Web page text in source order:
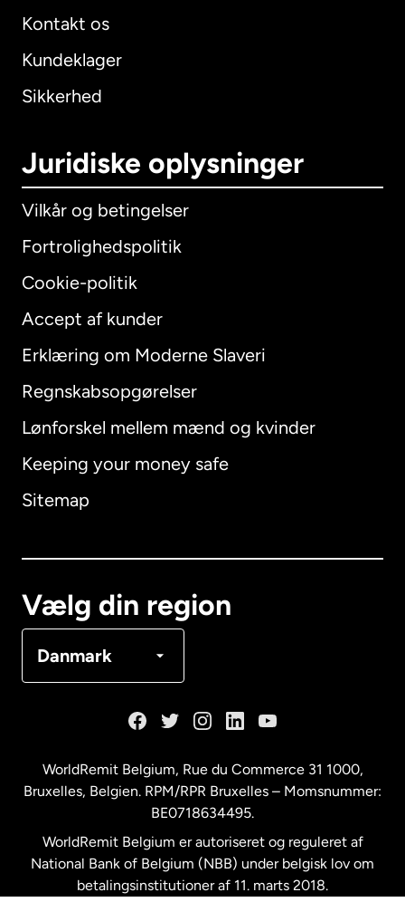
Kontakt os
Kundeklager
Sikkerhed
Juridiske oplysninger
Vilkår og betingelser
Fortrolighedspolitik
Cookie-politik
Accept af kunder
Erklæring om Moderne Slaveri
Regnskabsopgørelser
Lønforskel mellem mænd og kvinder
Keeping your money safe
Sitemap
Vælg din region
Danmark
International English
Australien
Malaysia
New Zealand
WorldRemit Belgium, Rue du Commerce 31 1000,
Bruxelles, Belgien. RPM/RPR Bruxelles – Momsnummer:
BE0718634495.
WorldRemit Belgium er autoriseret og reguleret af
National Bank of Belgium (NBB) under belgisk lov om
betalingsinstitutioner af 11. marts 2018.